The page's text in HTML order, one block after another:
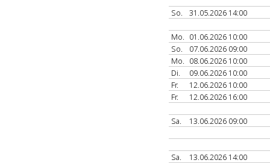
So. 31.05.2026 14:00
Mo. 01.06.2026 10:00
So.
07.06.2026 09:00
Mo. 08.06.2026 10:00
Di.
09.06.2026 10:00
Fr.
12.06.2026 10:00
Fr.
12.06.2026 16:00
Sa. 13.06.2026 09:00
Sa.
13.06.2026 14:00